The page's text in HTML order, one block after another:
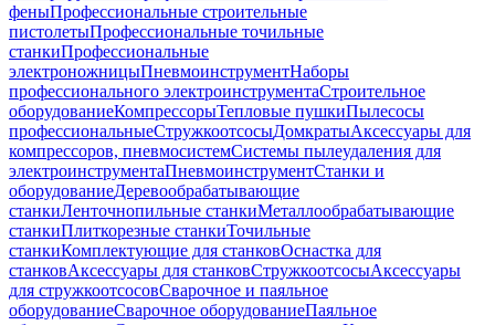
феныПрофессиональные строительные
пистолетыПрофессиональные точильные
станкиПрофессиональные
электроножницыПневмоинструментНаборы
профессионального электроинструментаСтроительное
оборудованиеКомпрессорыТепловые пушкиПылесосы
профессиональныеСтружкоотсосыДомкратыАксессуары для
компрессоров, пневмосистемСистемы пылеудаления для
электроинструментаПневмоинструментСтанки и
оборудованиеДеревообрабатывающие
станкиЛенточнопильные станкиМеталлообрабатывающие
станкиПлиткорезные станкиТочильные
станкиКомплектующие для станковОснастка для
станковАксессуары для станковСтружкоотсосыАксессуары
для стружкоотсосовСварочное и паяльное
оборудованиеСварочное оборудованиеПаяльное